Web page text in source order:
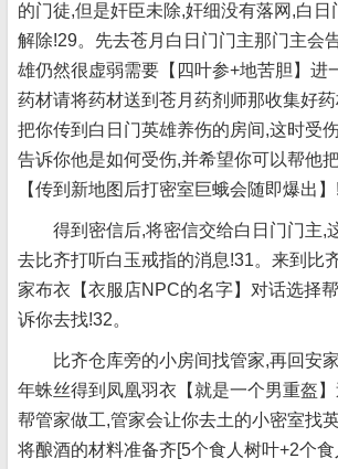
的门徒,但是奸臣未除,奸细没有落网,白
解除!29。先去苍月白日门门主那门主会
雄仍然很虚弱需要【四叶参+地苦胆】进
药材请将药材送到苍月药剂师那收集好
把你传到白日门英雄养伤的房间,这时受
告诉你他是如何受伤,并希望你可以帮他
【传到新地图后打密室巨蛾会随即爆出】
得到密信后,将密信交给白日门门主,
去比齐打听白玉戒指的消息!31。来到比
家布衣【衣服店NPC的名字】对话选择
诉你去找!32。
比齐仓库旁的小房间找管家,再回安
年蛛丝得到凤凰羽衣【就是一个男重盔
帮管家做工,管家会让你去土的小密室找
将酿酒的材料准备齐[5个食人树叶+2个